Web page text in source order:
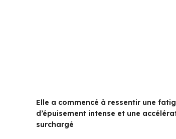
Elle a commencé à ressentir une
d’épuisement intense et une
surchargé